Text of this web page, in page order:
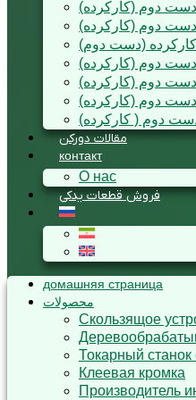
دوم (کارکرده)
دوم (کارکرده)
کارکرده (دست دوم)
دست دوم (کارکرده)
دست دوم (کارکرده)
دست دوم (کارکرده)
دوم ( کارکرده)
مقالات دورکن
контакт
О нас
فروش قطعات یدکی
домашняя страница
محصولات
Cкользящoe
Токарный
Клеевая кромка
Производитель